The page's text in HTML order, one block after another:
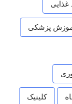
غذایی
پزشکی
کلینیک